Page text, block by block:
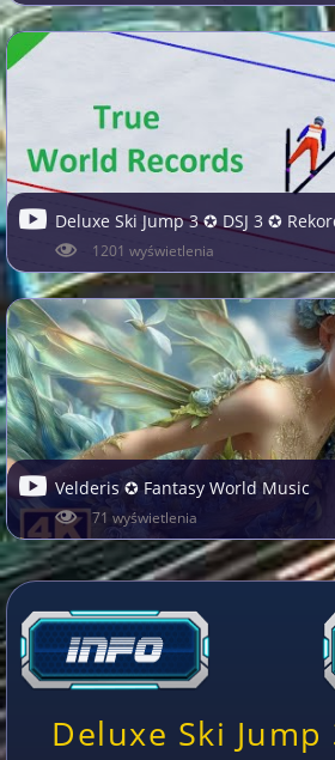
Deluxe Ski Jump 3 ✪ DSJ 3 ✪
1201 wyświetlenia
Velderis ✪ Fantasy World Music
71 wyświetlenia
Deluxe Ski Jump